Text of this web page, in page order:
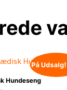
På Udsalg!
Hundeseng